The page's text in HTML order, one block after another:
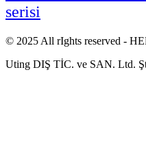
serisi
© 2025 All rIghts reserved -
Uting DIŞ TİC. ve SAN. Ltd.